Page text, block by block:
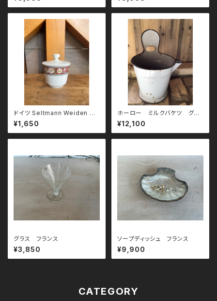
ドイツ Seltmann Weiden バ
バリア シュガーポット
¥1,650
ホーロー ミルクバケツ グレ
ー
¥12,100
グラス フランス
¥3,850
ソープディッシュ フランス
¥9,900
CATEGORY